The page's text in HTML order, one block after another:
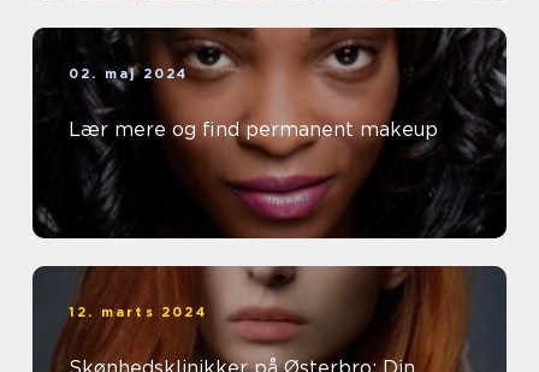
02. maj 2024
Lær mere og find permanent makeup
12. marts 2024
Skønhedsklinikker på Østerbro: Din